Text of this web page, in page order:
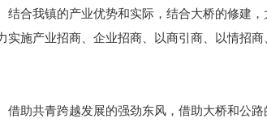
结合我镇的产业优势和实际，结合大桥的修建
实施产业招商、企业招商、以商引商、以情招
借助共青跨越发展的强劲东风，借助大桥和公